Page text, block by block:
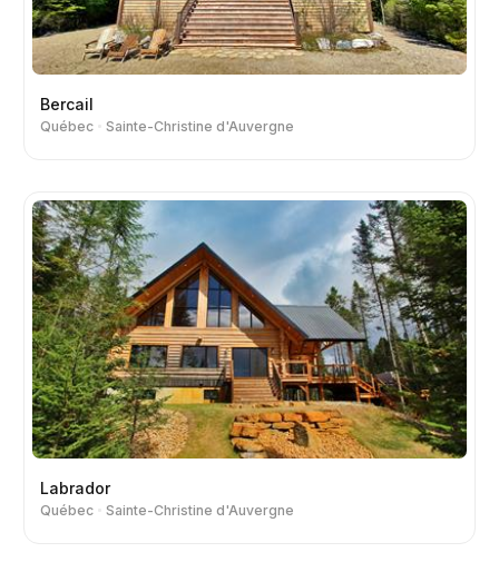
Bercail
Québec Sainte-Christine d'Auvergne
Labrador
Québec Sainte-Christine d'Auvergne